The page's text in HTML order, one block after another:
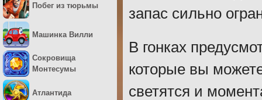
запас сильно
В гонках
которые вы
светятся и
Побег из тюрьмы
Машинка Вилли
Сокровища
Монтесумы
Атлантида